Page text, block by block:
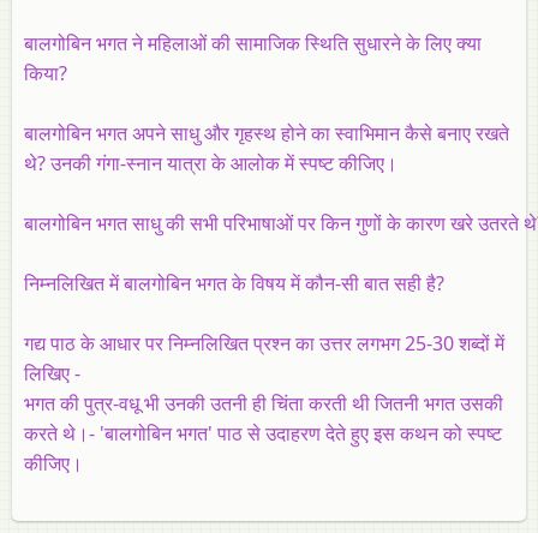
बालगोबिन भगत ने महिलाओं की सामाजिक स्थिति सुधारने के लिए क्या
किया?
बालगोबिन भगत अपने साधु और गृहस्थ होने का स्वाभिमान कैसे बनाए रखते
थे? उनकी गंगा-स्नान यात्रा के आलोक में स्पष्ट कीजिए।
बालगोबिन भगत साधु की सभी परिभाषाओं पर किन गुणों के कारण खरे उतरते
निम्नलिखित में बालगोबिन भगत के विषय में कौन-सी बात सही है?
गद्य पाठ के आधार पर निम्नलिखित प्रश्न का उत्तर लगभग 25-30 शब्दों में
लिखिए -
भगत की पुत्र-वधू भी उनकी उतनी ही चिंता करती थी जितनी भगत उसकी
करते थे।- 'बालगोबिन भगत' पाठ से उदाहरण देते हुए इस कथन को स्पष्ट
कीजिए।